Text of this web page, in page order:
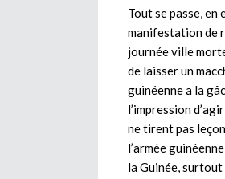
Tout se passe,
manifestation de
journée ville
de laisser un
guinéenne a la
l’impression
ne tirent pas
l’armée
la Guinée, surtout